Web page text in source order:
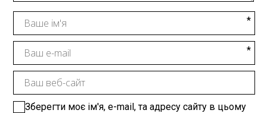
Зберегти моє ім'я, e-mail, та адресу сайту в цьому